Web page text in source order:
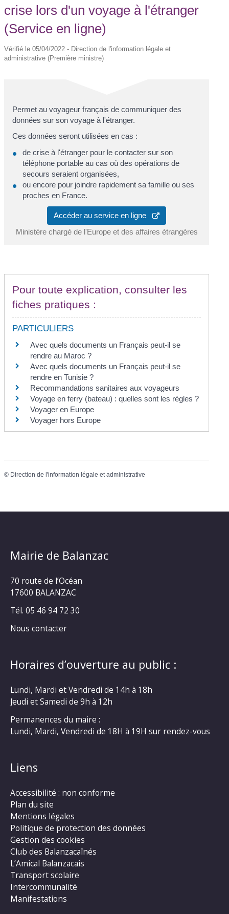
crise lors d'un voyage à l'étranger
(Service en ligne)
Vérifié le 05/04/2022 - Direction de l'information légale et
administrative (Première ministre)
Permet au voyageur français de communiquer des
données sur son voyage à l'étranger.
Ces données seront utilisées en cas :
de crise à l'étranger pour le contacter sur son
téléphone portable au cas où des opérations de
secours seraient organisées,
ou encore pour joindre rapidement sa famille ou ses
proches en France.
Accéder au service en ligne
Ministère chargé de l'Europe et des affaires étrangères
Pour toute explication, consulter les
fiches pratiques :
PARTICULIERS
Avec quels documents un Français peut-il se
rendre au Maroc ?
Avec quels documents un Français peut-il se
rendre en Tunisie ?
Recommandations sanitaires aux voyageurs
Voyage en ferry (bateau) : quelles sont les règles ?
Voyager en Europe
Voyager hors Europe
© Direction de l'information légale et administrative
Mairie de Balanzac
70 route de l’Océan
17600 BALANZAC
Tél. 05 46 94 72 30
Nous contacter
Horaires d’ouverture au public :
Lundi, Mardi et Vendredi de 14h à 18h
Jeudi et Samedi de 9h à 12h
Permanences du maire :
Lundi, Mardi, Vendredi de 18H à 19H sur rendez-vous
Liens
Accessibilité : non conforme
Plan du site
Mentions légales
Politique de protection des données
Gestion des cookies
Club des Balanzacaînés
L’Amical Balanzacais
Transport scolaire
Intercommunalité
Manifestations